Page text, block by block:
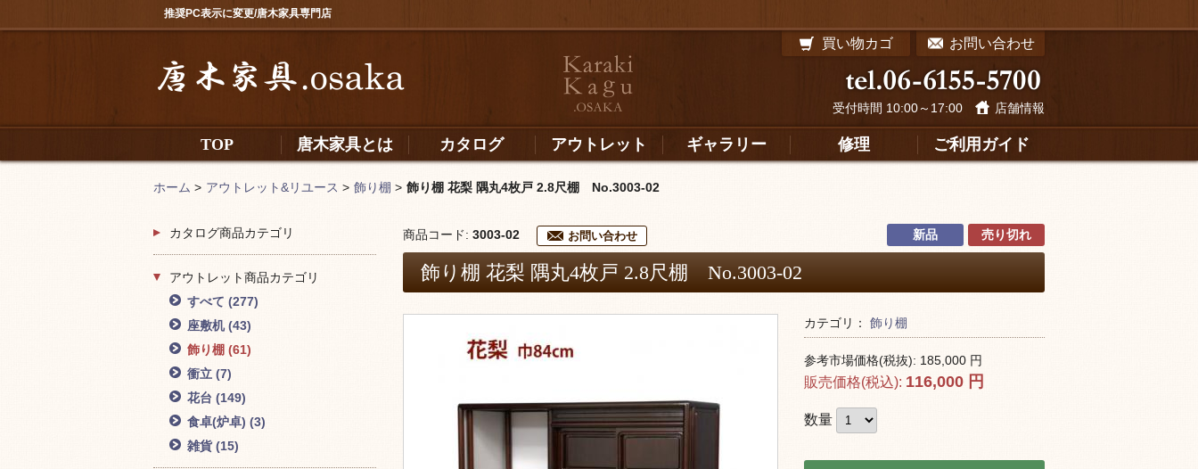
推奨PC表示に変更/唐木家具専門店
買い物カゴ お問い合わせ
受付時間 10:00～17:00 店舗情報
TOP 唐木家具とは カタログ アウトレット ギャラリー 修理 ご利用ガイド
ホーム > アウトレット&リユース > 飾り棚 > 飾り棚 花梨 隅丸4枚戸 2.8尺棚 No.3003-02
商品コード: 3003-02 お問い合わせ 新品 売り切れ
飾り棚 花梨 隅丸4枚戸 2.8尺棚 No.3003-02
カテゴリ： 飾り棚
参考市場価格(税抜): 185,000 円
販売価格(税込): 116,000 円
数量
カタログ商品カテゴリ
アウトレット商品カテゴリ
すべて (277)
座敷机(43)
飾り棚 (61)
衝立 (7)
花台 (149)
食卓(炉卓) (3)
雑貨 (15)